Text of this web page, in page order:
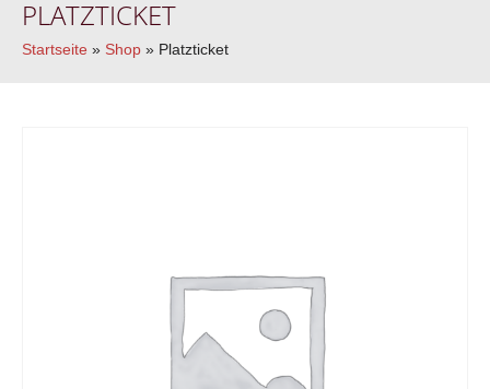
PLATZTICKET
Startseite » Shop » Platzticket